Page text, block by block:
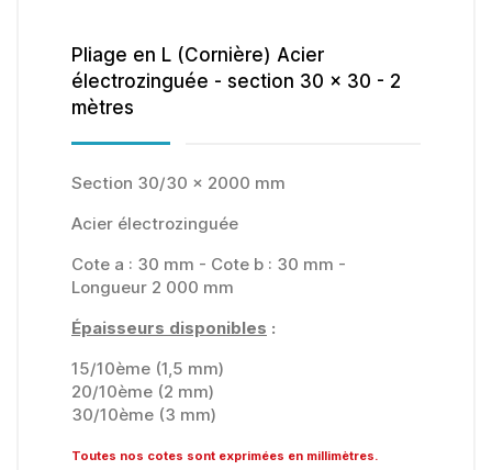
Pliage en L (Cornière) Acier
électrozinguée - section 30 x 30 - 2
mètres
Section 30/30 x 2000 mm
Acier électrozinguée
Cote a : 30 mm - Cote b : 30 mm -
Longueur 2 000 mm
Épaisseurs disponibles :
15/10ème (1,5 mm)
20/10ème (2 mm)
30/10ème (3 mm)
Toutes nos cotes sont exprimées en millimètres.